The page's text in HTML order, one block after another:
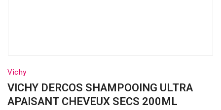
Vichy
VICHY DERCOS SHAMPOOING ULTRA
APAISANT CHEVEUX SECS 200ML